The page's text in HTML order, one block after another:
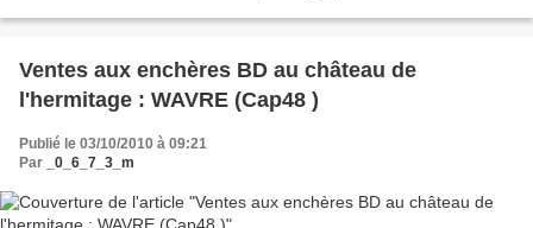
Ventes aux enchères BD au château de
l'hermitage : WAVRE (Cap48 )
Publié le 03/10/2010 à 09:21
Par
_0_6_7_3_m